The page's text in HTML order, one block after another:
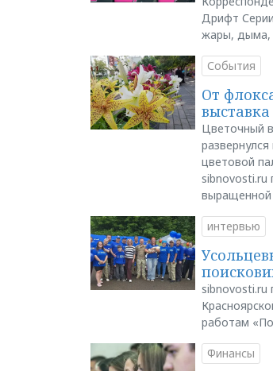
Дрифт
жары, дыма,
События
От
выставка
Цветочный
цветовой
интервью
работам
Финансы